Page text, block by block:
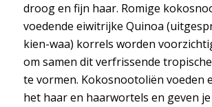
droog en fijn haar. Romige
voedende eiwitrijke Quinoa
kien-waa) korrels worden
om samen dit verfrissende
te vormen. Kokosnootoliën voeden
het haar en haarwortels en geven